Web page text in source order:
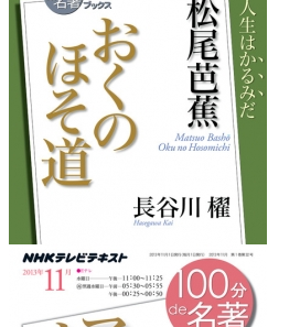
『古事記』
を読みたくなるフレーズ